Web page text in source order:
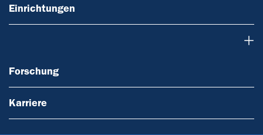
Einrichtungen
Forschung
Karriere